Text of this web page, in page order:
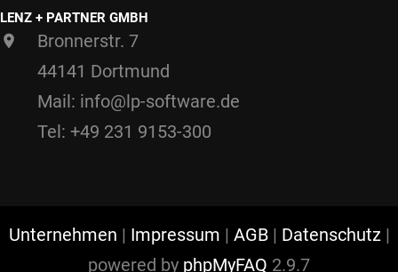
LENZ + PARTNER GMBH
Bronnerstr. 7
44141 Dortmund
Mail: info@lp-software.de
Tel: +49 231 9153-300
Unternehmen | Impressum | AGB | Datenschutz|
powered by phpMyFAQ 2.9.7